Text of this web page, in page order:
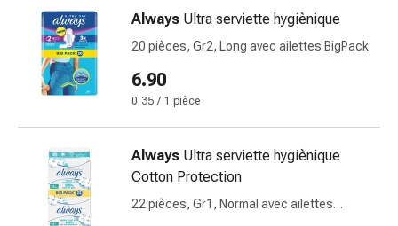
mémoire
concentration
rhume
des
foins
Always Ultra serviette hygiènique
20 pièces, Gr2, Long avec ailettes BigPack
6.90
0.35 / 1 pièce
Always Ultra serviette hygiènique
Cotton Protection
22 pièces, Gr1, Normal avec ailettes